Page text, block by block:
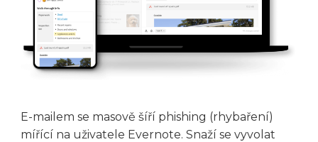
E-mailem se masově šíří phishing (rhybaření)
mířící na uživatele Evernote. Snaží se vyvolat